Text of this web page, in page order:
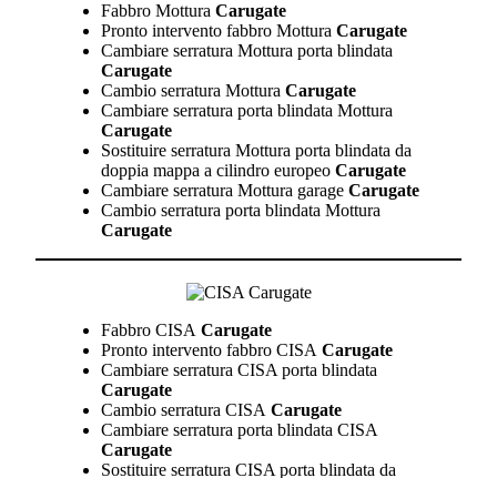
Fabbro Mottura Carugate
Pronto intervento fabbro Mottura Carugate
Cambiare serratura Mottura porta blindata
Carugate
Cambio serratura Mottura Carugate
Cambiare serratura porta blindata Mottura
Carugate
Sostituire serratura Mottura porta blindata da
doppia mappa a cilindro europeo Carugate
Cambiare serratura Mottura garage Carugate
Cambio serratura porta blindata Mottura
Carugate
Fabbro CISA Carugate
Pronto intervento fabbro CISA Carugate
Cambiare serratura CISA porta blindata
Carugate
Cambio serratura CISA Carugate
Cambiare serratura porta blindata CISA
Carugate
Sostituire serratura CISA porta blindata da